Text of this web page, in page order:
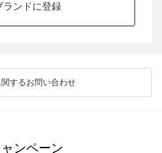
ランドに登録
関するお問い合わせ
ンペーン